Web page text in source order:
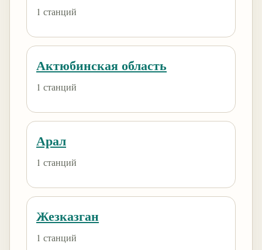
1 станций
Актюбинская область
1 станций
Арал
1 станций
Жезказган
1 станций